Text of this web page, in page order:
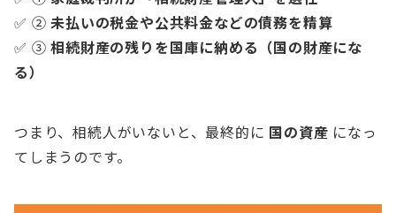
✅ ②未払いの税金や公共料金などの債務を精算
✅ ③相続財産の残りを国庫に納める（国の財産にな
る）
つまり、相続人がいないと、最終的に 国の資産 になっ
てしまうのです。